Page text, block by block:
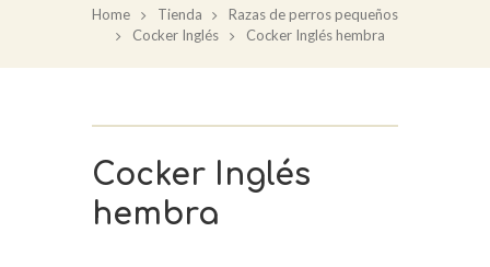
Home Tienda
Razas de perros pequeños
Cocker Inglés
Cocker Inglés hembra
Cocker Inglés
hembra